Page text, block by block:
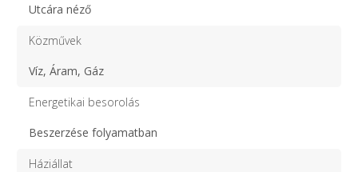
Utcára néző
Közművek
Víz, Áram, Gáz
Energetikai besorolás
Beszerzése folyamatban
Háziállat